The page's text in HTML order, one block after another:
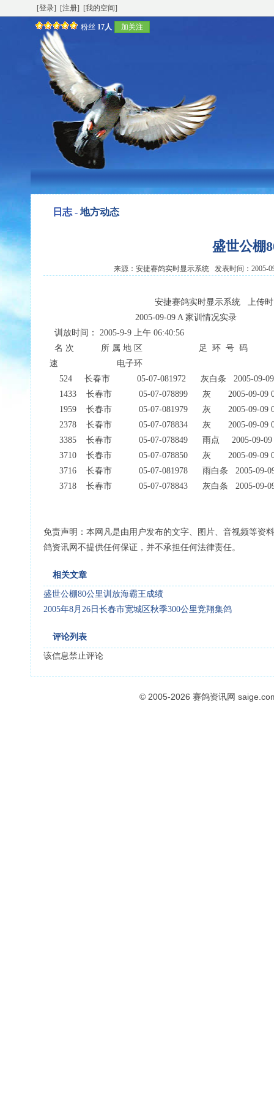
[登录] [注册] [我的空间]
粉丝 17人 加关注
日志 - 地方动态
盛世公棚
来源：安捷赛鸽实时显示系统 发表时间：2005-
安捷赛鸽实时显示系统
上传
2005-09-09 A 家训情况实录
训放时间：
2005-9-9 上午 06:40:56
名 次 所 属 地 区 足 环 号 码
速
电子环
524
长春市 05-07-081972 灰白条
2005-09-
1433
长春市 05-07-078899 灰
2005-09-09
1959
长春市 05-07-081979 灰
2005-09-09
2378
长春市 05-07-078834 灰
2005-09-09
3385
长春市 05-07-078849 雨点
2005-09-
3710
长春市 05-07-078850 灰
2005-09-09
3716
长春市 05-07-081978 雨白条
2005-09-
3718
长春市 05-07-078843 灰白条 2005-09-
免责声明：本网凡是由用户发布的文字、图片、音视频等资
鸽资讯网不提供任何保证，并不承担任何法律责任。
相关文章
盛世公棚80公里训放海霸王成绩
2005年8月26日长春市宽城区秋季300公里竞翔集鸽
评论列表
该信息禁止评论
© 2005-2026 赛鸽资讯网